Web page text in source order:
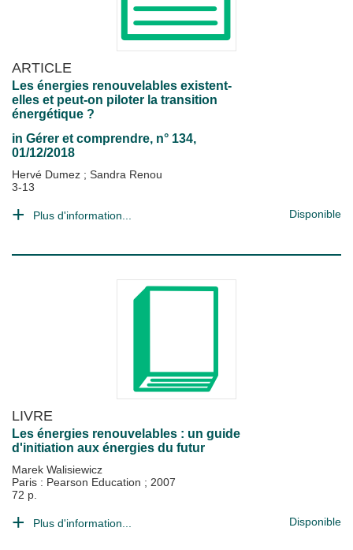
ARTICLE
Les énergies renouvelables existent-
elles et peut-on piloter la transition
énergétique ?
in Gérer et comprendre, n° 134,
01/12/2018
Hervé Dumez ; Sandra Renou
3-13
Plus d'information... Disponible
LIVRE
Les énergies renouvelables : un guide
d'initiation aux énergies du futur
Marek Walisiewicz
Paris : Pearson Education ; 2007
72 p.
Plus d'information... Disponible